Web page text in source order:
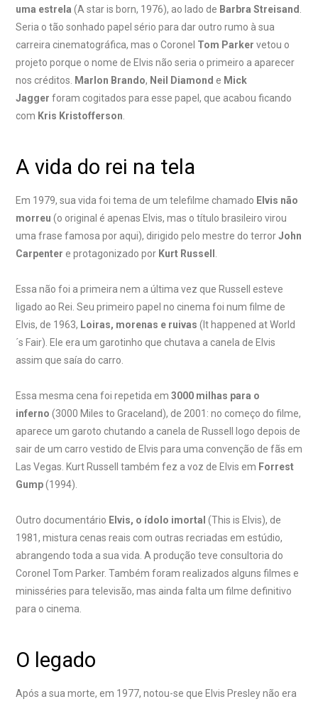
uma estrela (A star is born, 1976), ao lado de Barbra Streisand
Seria o tão sonhado papel sério para dar outro rumo à sua
carreira cinematográfica, mas o Coronel Tom Parker vetou o
projeto porque o nome de Elvis não seria o primeiro a aparecer
nos créditos.
Marlon Brando, Neil Diamond e Mick
Jagger foram cogitados para esse papel, que acabou ficando
com Kris Kristofferson
A vida do rei na tela
Em 1979, sua vida foi tema de um telefilme chamado Elvis não
morreu (o original é apenas Elvis, mas o título brasileiro virou
uma frase famosa por aqui), dirigido pelo mestre do terrorJohn
Carpenter e protagonizado por Kurt Russell
Essa não foi a primeira nem a última vez que Russell esteve
ligado ao Rei. Seu primeiro papel no cinema foi num filme de
Elvis, de 1963, Loiras, morenas e ruivas (It happened at World
´s Fair). Ele era um garotinho que chutava a canela de Elvis
assim que saía do carro.
Essa mesma cena foi repetida em 3000 milhas para o
inferno (3000 Miles to Graceland), de 2001: no começo do filme,
aparece um garoto chutando a canela de Russell logo depois de
sair de um carro vestido de Elvis para uma convenção de fãs em
Las Vegas. Kurt Russell também fez a voz de Elvis em Forrest
Gump(1994).
Outro documentário Elvis, o ídolo imortal (This is Elvis), de
1981, mistura cenas reais com outras recriadas em estúdio,
abrangendo toda a sua vida. A produção teve consultoria do
Coronel Tom Parker. Também foram realizados alguns filmes e
minisséries para televisão, mas ainda falta um filme definitivo
para o cinema.
O legado
Após a sua morte, em 1977, notou-se que Elvis Presley não era